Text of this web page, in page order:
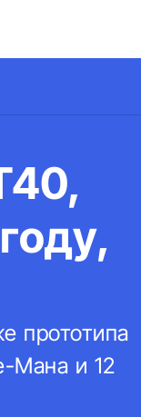
прототипа
Мана и 12